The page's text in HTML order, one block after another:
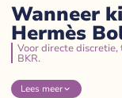
Wanneer
Hermès
Voor directe
BKR.
Lees meer